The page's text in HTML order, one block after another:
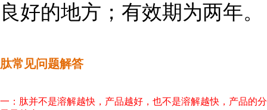
良好的地方；有效期为两年。
肽常见问题解答
一：肽并不是溶解越快，产品越好，也不是溶解越快，产品的分